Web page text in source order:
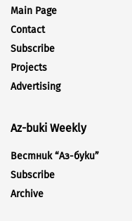
Main Page
Contact
Subscribe
Projects
Advertising
Az-buki Weekly
Вестник “Аз-буки”
Subscribe
Archive